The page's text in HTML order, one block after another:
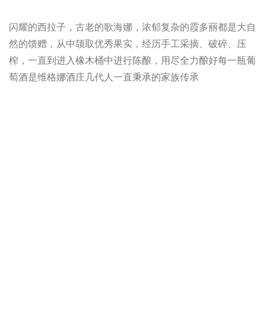
闪耀的西拉子，古老的歌海娜，浓郁复杂的霞多丽都是大自
然的馈赠，从中颉取优秀果实，经历手工采摘、破碎、压
榨，一直到进入橡木桶中进行陈酿，用尽全力酿好每一瓶葡
萄酒是维格娜酒庄几代人一直秉承的家族传承